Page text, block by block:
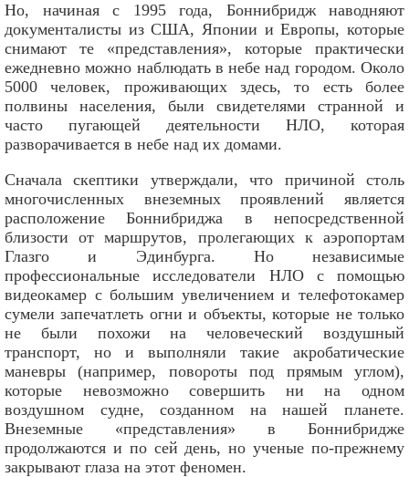
Но, начиная с 1995 года, Боннибридж наводняют
документалисты из США, Японии и Европы, которые
снимают те «представления», которые практически
ежедневно можно наблюдать в небе над городом. Около
5000 человек, проживающих здесь, то есть более
полвины населения, были свидетелями странной и
часто пугающей деятельности НЛО, которая
разворачивается в небе над их домами.
Сначала скептики утверждали, что причиной столь
многочисленных внеземных проявлений является
расположение Боннибриджа в непосредственной
близости от маршрутов, пролегающих к аэропортам
Глазго и Эдинбурга. Но независимые
профессиональные исследователи НЛО с помощью
видеокамер с большим увеличением и телефотокамер
сумели запечатлеть огни и объекты, которые не только
не были похожи на человеческий воздушный
транспорт, но и выполняли такие акробатические
маневры (например, повороты под прямым углом),
которые невозможно совершить ни на одном
воздушном судне, созданном на нашей планете.
Внеземные «представления» в Боннибридже
продолжаются и по сей день, но ученые по-прежнему
закрывают глаза на этот феномен.